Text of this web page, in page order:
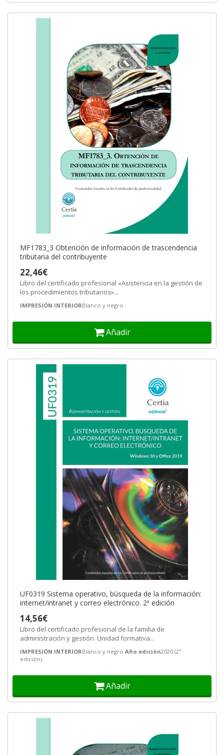
MF1783_3 Obtención de información de trascendencia
tributaria del contribuyente
22,46€
Libro del certificado profesional «Asistencia en la gestión de
los procedimientos tributarios»...
IMPRESIÓN INTERIORBlanco y negro
Añadir
UF0319 Sistema operativo, búsqueda de la información:
internet/intranet y correo electrónico. 2ª edición
14,56€
Libro del certificado profesional de la familia de
administración y gestión. Unidad formativa...
IMPRESIÓN INTERIORBlanco y negro Año edición2020 (2ª
edición)
Añadir